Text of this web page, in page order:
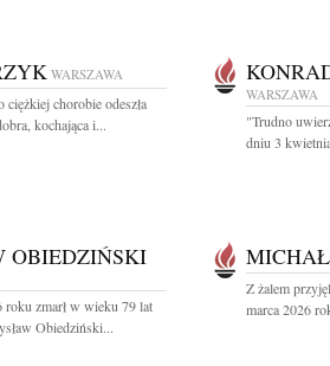
WARSZAWA
chorobie odeszła
kochająca i...
WARSZAWA
"Trudno
dniu 3
OBIEDZIŃSKI
zmarł w wieku 79 lat
Obiedziński...
Z żalem
marca 2026